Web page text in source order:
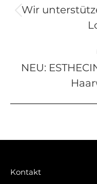
Wir
NEU:
Kontakt